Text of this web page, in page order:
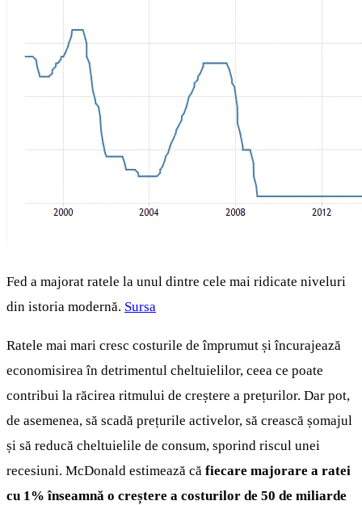
Fed a majorat ratele la unul dintre cele mai ridicate niveluri
din istoria modernă. Sursa
Ratele mai mari cresc costurile de împrumut și încurajează
economisirea în detrimentul cheltuielilor, ceea ce poate
contribui la răcirea ritmului de creștere a prețurilor. Dar pot,
de asemenea, să scadă prețurile activelor, să crească șomajul
și să reducă cheltuielile de consum, sporind riscul unei
recesiuni. McDonald estimează că fiecare majorare a ratei
cu 1% înseamnă o creștere a costurilor de 50 de miliarde